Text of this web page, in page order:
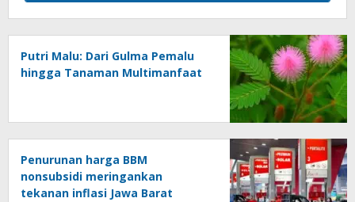
Putri Malu: Dari Gulma Pemalu
hingga Tanaman Multimanfaat
Penurunan harga BBM
nonsubsidi meringankan
tekanan inflasi Jawa Barat